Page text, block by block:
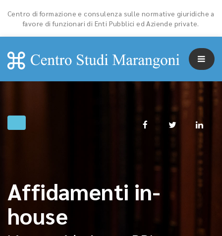
Centro di formazione e consulenza sulle normative giuridiche a
favore di funzionari di Enti Pubblici ed Aziende private.
Affidamenti in-
house